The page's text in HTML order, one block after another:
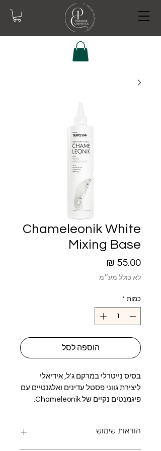
Chameleonik White
Mixing Base
לא כולל מע״מ
כמות *
הוספה לסל
בסיס נייטרלי במרקם ג'ל, אידיאלי
ליצירת גווני פסטל עדינים ואלגנטיים עם
פיגמנטים נקיים של Chameleonik.
הוראות שימוש